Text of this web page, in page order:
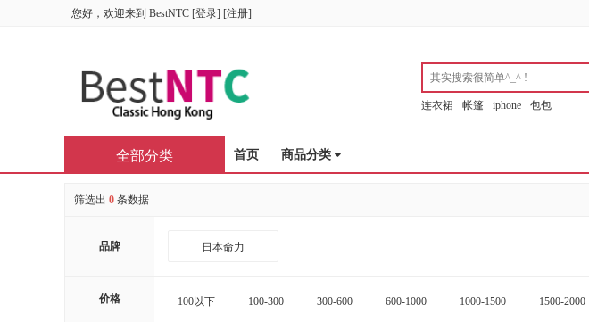
您好，欢迎来到 BestNTC [登录] [注册]
连衣裙 帐篷 iphone 包包
首页 商品分类
全部分类
筛选出 0 条数据
品牌 日本命力
价格 100以下 100-300 300-600 600-1000 1000-1500 1500-2000